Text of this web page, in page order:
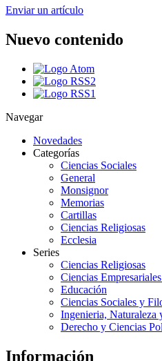
Enviar un artículo
Nuevo contenido
Navegar
Novedades
Categorías
Ciencias Sociales
General
Monsignor
Memorias
Cartillas
Ciencias Religiosas
Ecclesia
Series
Ciencias Religiosas
Ciencias
Educación
Ciencias Sociales y
Ingenieria, Naturaleza
Derecho y Ciencias
Información